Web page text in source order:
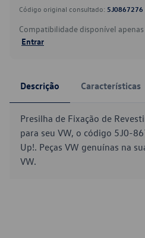
Código original consultado: 5J0867276
Compatibilidade disponível
Entrar
Descrição Características
Presilha de Fixação de
para seu VW, o código 5J0-
Up!. Peças VW genuínas na
VW.